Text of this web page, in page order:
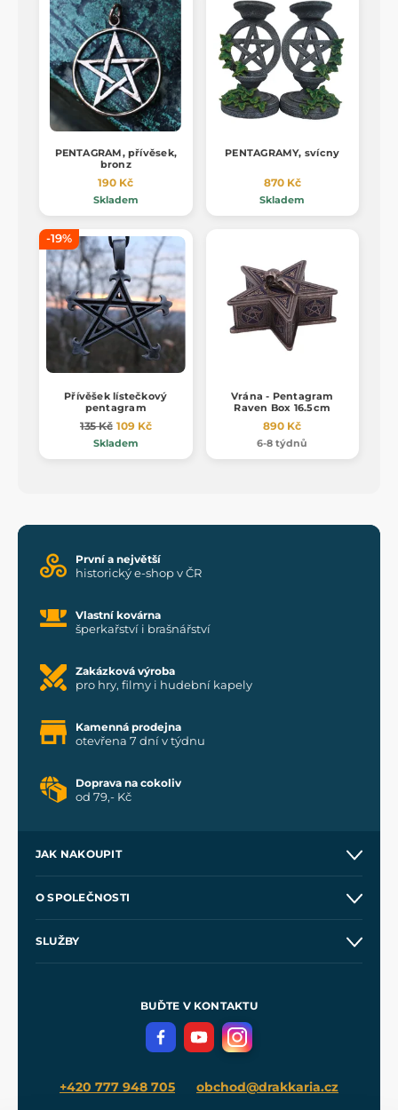
PENTAGRAM, přívěsek,
bronz
190 Kč
Skladem
PENTAGRAMY, svícny
870 Kč
Skladem
-19%
Přívěšek lístečkový
pentagram
135 Kč 109 Kč
Skladem
Vrána - Pentagram
Raven Box 16.5cm
890 Kč
6-8 týdnů
První a největší
historický e-shop v ČR
Vlastní kovárna
šperkařství i brašnářství
Zakázková výroba
pro hry, filmy i hudební kapely
Kamenná prodejna
otevřena 7 dní v týdnu
Doprava na cokoliv
od 79,- Kč
JAK NAKOUPIT
Velkoobchod
O SPOLEČNOSTI
SLUŽBY
Meče pro Kingdom Come
BUĎTE V KONTAKTU
+420 777 948 705 obchod@drakkaria.cz